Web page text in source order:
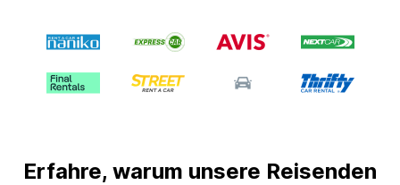
Erfahre, warum unsere Reisenden